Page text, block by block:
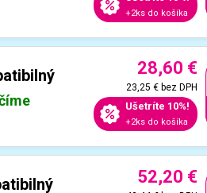
+2ks do košíka
28,60 €
23,25 €bez DPH
Ušetríte 10%!
+2ks do košíka
52,20 €